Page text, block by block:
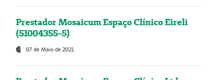
Prestador Mosaicum Espaço Clínico Eireli
(51004355-5)
07 de Maio de 2021